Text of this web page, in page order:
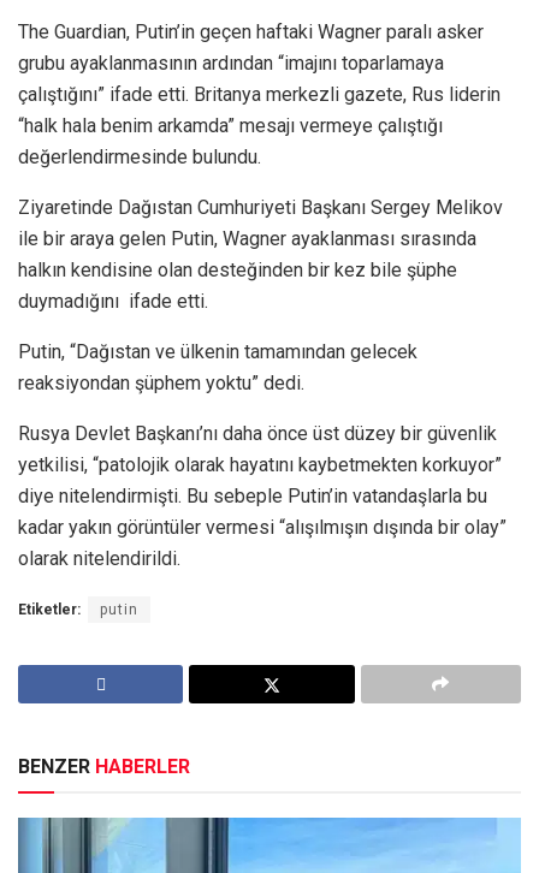
The Guardian, Putin’in geçen haftaki Wagner paralı asker
grubu ayaklanmasının ardından “imajını toparlamaya
çalıştığını” ifade etti. Britanya merkezli gazete, Rus liderin
“halk hala benim arkamda” mesajı vermeye çalıştığı
değerlendirmesinde bulundu.
Ziyaretinde Dağıstan Cumhuriyeti Başkanı Sergey Melikov
ile bir araya gelen Putin, Wagner ayaklanması sırasında
halkın kendisine olan desteğinden bir kez bile şüphe
duymadığını ifade etti.
Putin, “Dağıstan ve ülkenin tamamından gelecek
reaksiyondan şüphem yoktu” dedi.
Rusya Devlet Başkanı’nı daha önce üst düzey bir güvenlik
yetkilisi, “patolojik olarak hayatını kaybetmekten korkuyor”
diye nitelendirmişti. Bu sebeple Putin’in vatandaşlarla bu
kadar yakın görüntüler vermesi “alışılmışın dışında bir olay”
olarak nitelendirildi.
Etiketler: putin
BENZER HABERLER